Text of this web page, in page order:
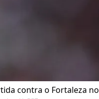
contra o Fortaleza no